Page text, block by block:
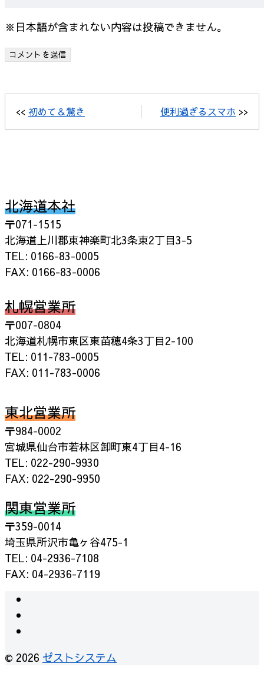
※日本語が含まれない内容は投稿できません。
<< 初めて＆驚き 便利過ぎるスマホ >>
北海道本社
〒071-1515
北海道上川郡東神楽町北3条東2丁目3-5
TEL: 0166-83-0005
FAX: 0166-83-0006
札幌営業所
〒007-0804
北海道札幌市東区東苗穂4条3丁目2-100
TEL: 011-783-0005
FAX: 011-783-0006
東北営業所
〒984-0002
宮城県仙台市若林区卸町東4丁目4-16
TEL: 022-290-9930
FAX: 022-290-9950
関東営業所
〒359-0014
埼玉県所沢市亀ヶ谷475-1
TEL: 04-2936-7108
FAX: 04-2936-7119
© 2026 ゼストシステム